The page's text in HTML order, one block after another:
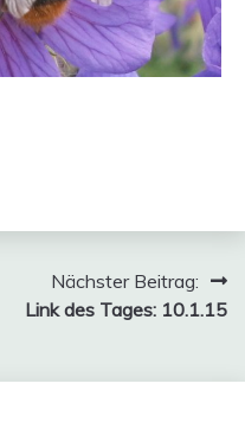
Nächster Beitrag:
Link des Tages: 10.1.15